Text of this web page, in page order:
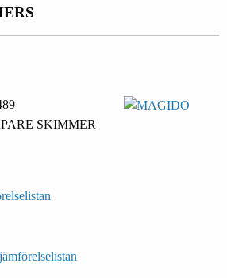
SKIMMER